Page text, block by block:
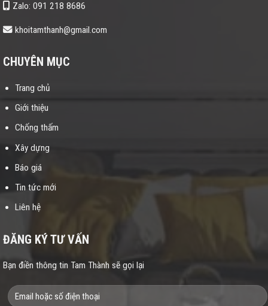
Zalo: 091 218 8686
khoitamthanh@gmail.com
CHUYÊN MỤC
Trang chủ
Giới thiệu
Chống thấm
Xây dựng
Báo giá
Tin tức mới
Liên hệ
ĐĂNG KÝ TƯ VẤN
Bạn điền thông tin Tam Thành sẽ gọi lại